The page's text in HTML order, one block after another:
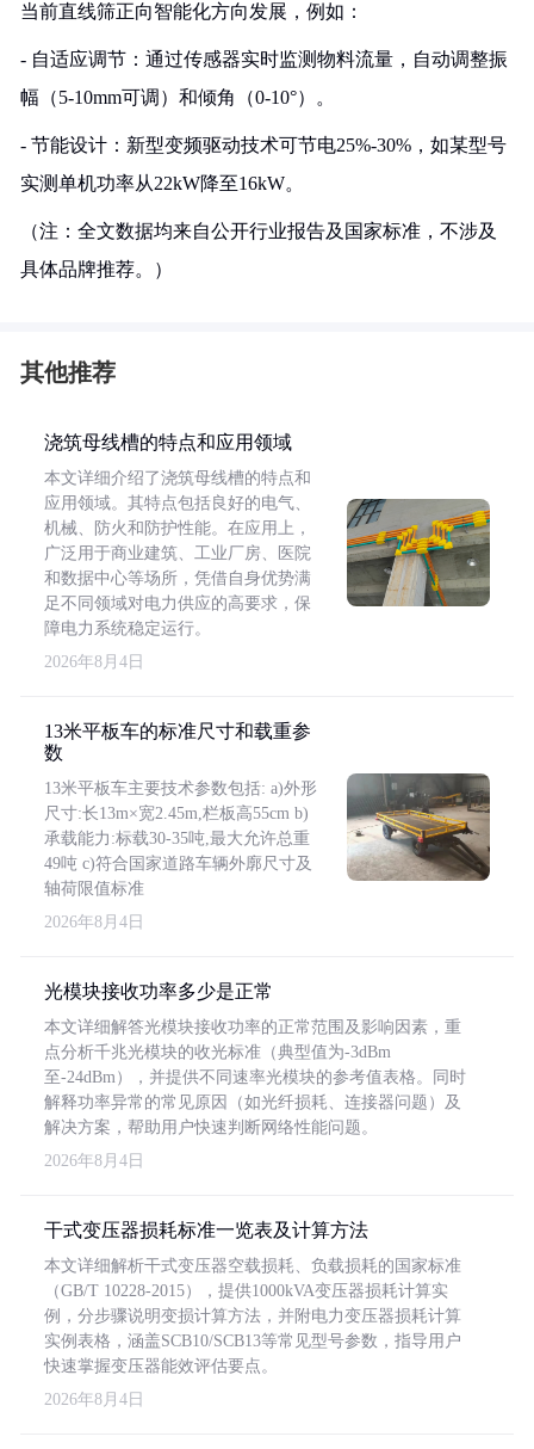
当前直线筛正向智能化方向发展，例如：
- 自适应调节：通过传感器实时监测物料流量，自动调整振
幅（5-10mm可调）和倾角（0-10°）。
- 节能设计：新型变频驱动技术可节电25%-30%，如某型号
实测单机功率从22kW降至16kW。
（注：全文数据均来自公开行业报告及国家标准，不涉及
具体品牌推荐。）
其他推荐
浇筑母线槽的特点和应用领域
本文详细介绍了浇筑母线槽的特点和
应用领域。其特点包括良好的电气、
机械、防火和防护性能。在应用上，
广泛用于商业建筑、工业厂房、医院
和数据中心等场所，凭借自身优势满
足不同领域对电力供应的高要求，保
障电力系统稳定运行。
2026年8月4日
13米平板车的标准尺寸和载重参
数
13米平板车主要技术参数包括: a)外形
尺寸:长13m×宽2.45m,栏板高55cm b)
承载能力:标载30-35吨,最大允许总重
49吨 c)符合国家道路车辆外廓尺寸及
轴荷限值标准
2026年8月4日
光模块接收功率多少是正常
本文详细解答光模块接收功率的正常范围及影响因素，重
点分析千兆光模块的收光标准（典型值为-3dBm
至-24dBm），并提供不同速率光模块的参考值表格。同时
解释功率异常的常见原因（如光纤损耗、连接器问题）及
解决方案，帮助用户快速判断网络性能问题。
2026年8月4日
干式变压器损耗标准一览表及计算方法
本文详细解析干式变压器空载损耗、负载损耗的国家标准
（GB/T 10228-2015），提供1000kVA变压器损耗计算实
例，分步骤说明变损计算方法，并附电力变压器损耗计算
实例表格，涵盖SCB10/SCB13等常见型号参数，指导用户
快速掌握变压器能效评估要点。
2026年8月4日